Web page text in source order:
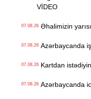
VİDEO
07.08.26Əhalimizin
07.08.26Azərbaycanda
07.08.26Kartdan
07.08.26Azərbaycanda